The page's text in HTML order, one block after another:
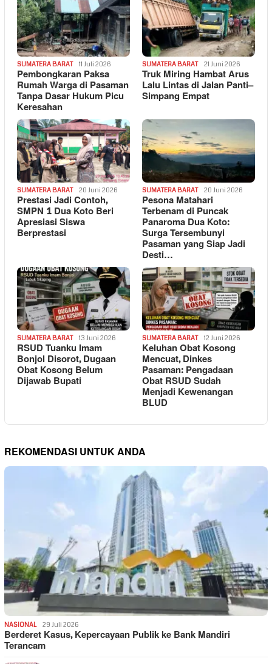
SUMATERA BARAT 11 Juli 2026
Pembongkaran Paksa
Rumah Warga di Pasaman
Tanpa Dasar Hukum Picu
Keresahan
SUMATERA BARAT 21 Juni 2026
Truk Miring Hambat Arus
Lalu Lintas di Jalan Panti–
Simpang Empat
SUMATERA BARAT 20 Juni 2026
Prestasi Jadi Contoh,
SMPN 1 Dua Koto Beri
Apresiasi Siswa
Berprestasi
SUMATERA BARAT 20 Juni 2026
Pesona Matahari
Terbenam di Puncak
Panaroma Dua Koto:
Surga Tersembunyi
Pasaman yang Siap Jadi
Desti…
SUMATERA BARAT 13 Juni 2026
RSUD Tuanku Imam
Bonjol Disorot, Dugaan
Obat Kosong Belum
Dijawab Bupati
SUMATERA BARAT 12 Juni 2026
Keluhan Obat Kosong
Mencuat, Dinkes
Pasaman: Pengadaan
Obat RSUD Sudah
Menjadi Kewenangan
BLUD
REKOMENDASI UNTUK ANDA
NASIONAL 29 Juli 2026
Berderet Kasus, Kepercayaan Publik ke Bank Mandiri
Terancam